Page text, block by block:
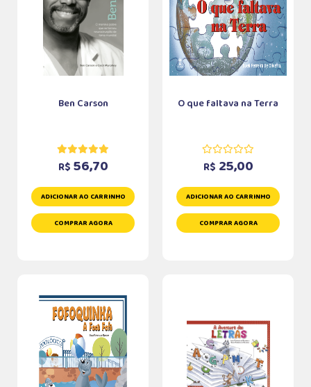
Ben Carson
R$ 56,70
ADICIONAR AO CARRINHO
COMPRAR AGORA
O que faltava na Terra
R$ 25,00
ADICIONAR AO CARRINHO
COMPRAR AGORA